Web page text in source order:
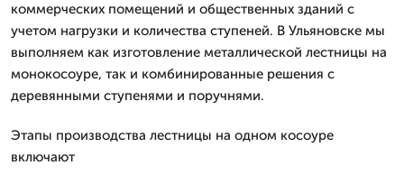
коммерческих помещений и общественных зданий с
учетом нагрузки и количества ступеней. В Ульяновске мы
выполняем как изготовление металлической лестницы на
монокосоуре, так и комбинированные решения с
деревянными ступенями и поручнями.
Этапы производства лестницы на одном косоуре
включают